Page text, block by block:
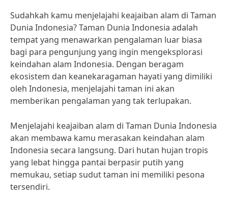
Sudahkah kamu menjelajahi keajaiban alam di Taman
Dunia Indonesia? Taman Dunia Indonesia adalah
tempat yang menawarkan pengalaman luar biasa
bagi para pengunjung yang ingin mengeksplorasi
keindahan alam Indonesia. Dengan beragam
ekosistem dan keanekaragaman hayati yang dimiliki
oleh Indonesia, menjelajahi taman ini akan
memberikan pengalaman yang tak terlupakan.
Menjelajahi keajaiban alam di Taman Dunia Indonesia
akan membawa kamu merasakan keindahan alam
Indonesia secara langsung. Dari hutan hujan tropis
yang lebat hingga pantai berpasir putih yang
memukau, setiap sudut taman ini memiliki pesona
tersendiri.